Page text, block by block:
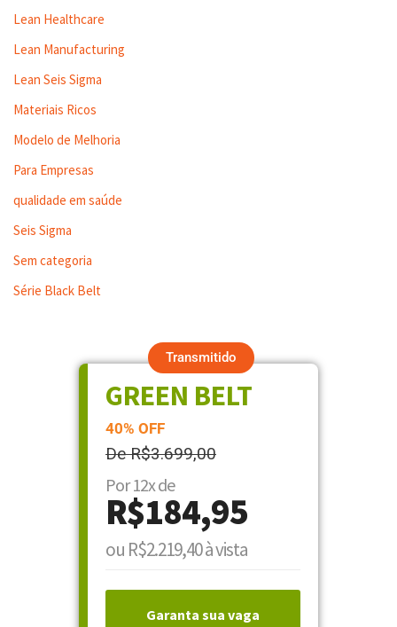
Lean Healthcare
Lean Manufacturing
Lean Seis Sigma
Materiais Ricos
Modelo de Melhoria
Para Empresas
qualidade em saúde
Seis Sigma
Sem categoria
Série Black Belt
Transmitido
GREEN BELT
40% OFF
De R$3.699,00
Por 12x de
R$184,95
ou R$2.219,40 à vista
Garanta sua vaga